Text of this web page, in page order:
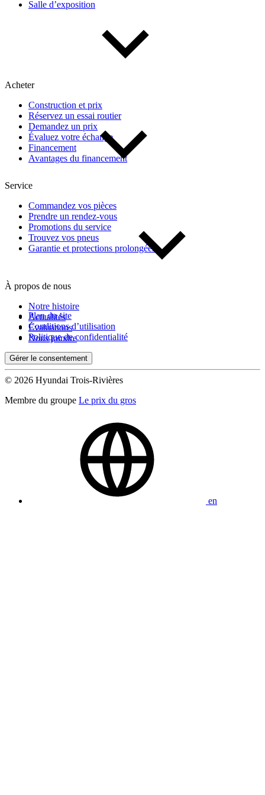
Compactes & berlines
Année
De 2000 à 2027
Prix
De 5 000 $ à 100 000 $
Paiement hebdo
Kilométrage
De 0 km à 500 000 km
(0)
Salle d’exposition
Acheter
Construction et prix
Réservez un essai routier
Demandez un prix
Évaluez votre échange
Financement
Avantages du financement
Service
Commandez vos pièces
Prendre un rendez-vous
Promotions du service
Trouvez vos pneus
Garantie et protections prolongées
À propos de nous
Notre histoire
Actualités
Évaluations
Nous joindre
Plan du site
Conditions d’utilisation
Politique de confidentialité
Gérer le consentement
© 2026 Hyundai Trois-Rivières
Membre du groupe Le prix du gros
en